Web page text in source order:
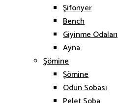
Şifonyer
Bench
Giyinme Odaları
Ayna
Şömine
Şömine
Odun Sobası